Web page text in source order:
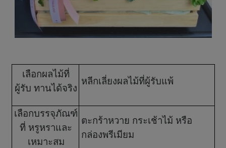
เลือกผลไม้ที่
ผู้รับ ทานได้จริง
หลีกเลี่ยงผลไม้ที่ผู้รับแพ้
เลือกบรรจุภัณฑ์
ที่ หรูหราและ
เหมาะสม
ตะกร้าหวาย กระเช้าไม้ หรือ
กล่องพรีเมียม